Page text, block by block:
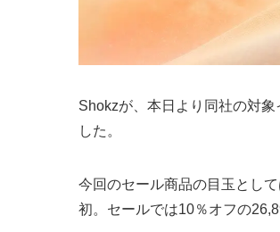
Shokzが、本日より同社の対
した。
今回のセール商品の目玉とし
初。セールでは10％オフの